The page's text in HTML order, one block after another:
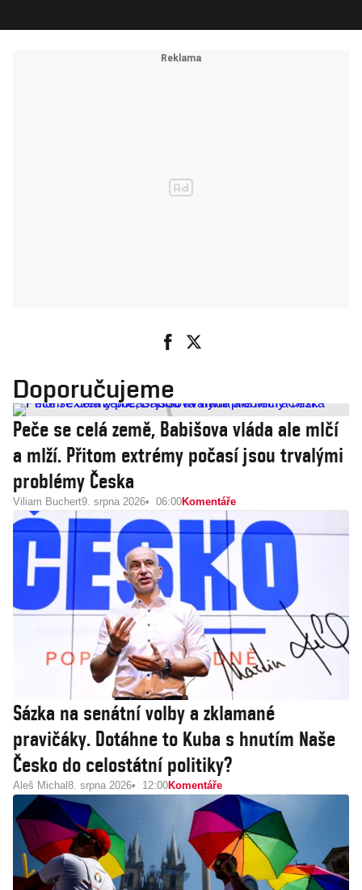
Doporučujeme
Peče se celá země, Babišova vláda ale mlčí
a mlží. Přitom extrémy počasí jsou trvalými
problémy Česka
Viliam Buchert9. srpna 2026 06:00Komentáře
Sázka na senátní volby a zklamané
pravičáky. Dotáhne to Kuba s hnutím Naše
Česko do celostátní politiky?
Aleš Michal 8. srpna 2026 12:00Komentáře